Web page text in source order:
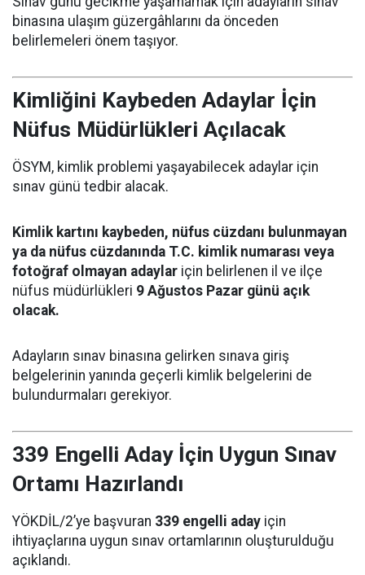
binasına ulaşım güzergâhlarını da önceden
belirlemeleri önem taşıyor.
Kimliğini Kaybeden Adaylar İçin
Nüfus Müdürlükleri Açılacak
ÖSYM, kimlik problemi yaşayabilecek adaylar için
sınav günü tedbir alacak.
Kimlik kartını kaybeden, nüfus cüzdanı bulunmayan
ya da nüfus cüzdanında T.C. kimlik numarası veya
fotoğraf olmayan adaylar için belirlenen il ve ilçe
nüfus müdürlükleri 9 Ağustos Pazar günü açık
olacak.
Adayların sınav binasına gelirken sınava giriş
belgelerinin yanında geçerli kimlik belgelerini de
bulundurmaları gerekiyor.
339 Engelli Aday İçin Uygun Sınav
Ortamı Hazırlandı
YÖKDİL/2’ye başvuran 339 engelli aday için
ihtiyaçlarına uygun sınav ortamlarının oluşturulduğu
açıklandı.